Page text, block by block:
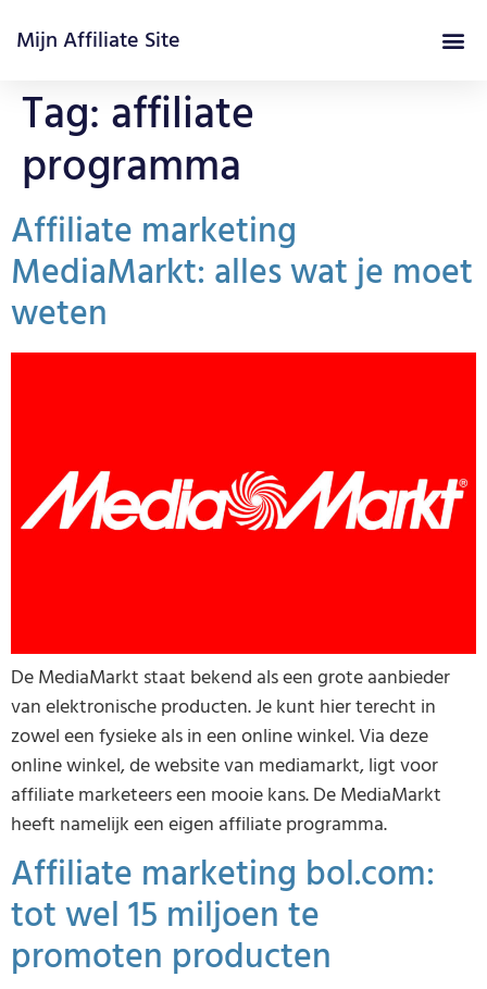
Mijn Affiliate Site
Tag: affiliate
programma
Affiliate marketing
MediaMarkt: alles wat je moet
weten
De MediaMarkt staat bekend als een grote aanbieder
van elektronische producten. Je kunt hier terecht in
zowel een fysieke als in een online winkel. Via deze
online winkel, de website van mediamarkt, ligt voor
affiliate marketeers een mooie kans. De MediaMarkt
heeft namelijk een eigen affiliate programma.
Affiliate marketing bol.com:
tot wel 15 miljoen te
promoten producten